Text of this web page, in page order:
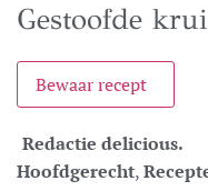
Gestoofde
Bewaar recept
Redactie delicious.
Hoofdgerecht,